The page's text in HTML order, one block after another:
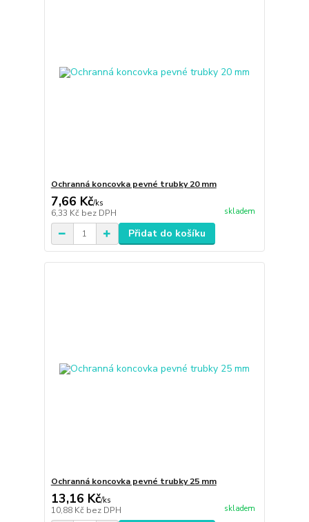
Ochranná koncovka pevné trubky 20 mm
7,66 Kč/ks
6,33 Kč bez DPH skladem
Přidat do košíku
Ochranná koncovka pevné trubky 25 mm
13,16 Kč/ks
10,88 Kč bez DPH skladem